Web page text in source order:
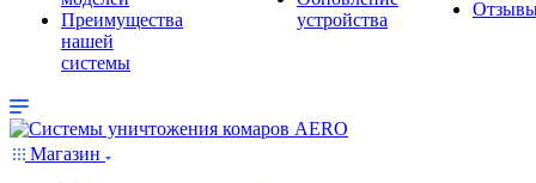
Преимущества
нашей
системы
устройства
Магазин